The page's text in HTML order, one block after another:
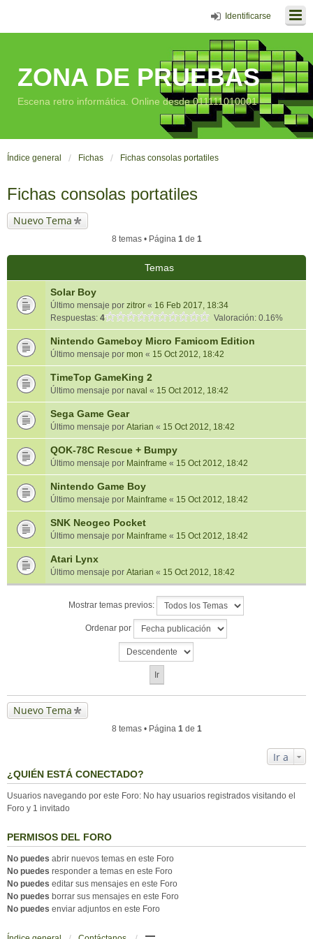
Identificarse
ZONA DE PRUEBAS
Escena retro informática. Online desde 011111010001
Índice general Fichas Fichas consolas portatiles
Fichas consolas portatiles
Nuevo Tema
8 temas • Página 1de 1
Temas
Solar Boy
Último mensaje por zitror « 16 Feb 2017, 18:34
Respuestas: 4 Valoración: 0.16%
Nintendo Gameboy Micro Famicom Edition
Último mensaje por mon « 15 Oct 2012, 18:42
TimeTop GameKing 2
Último mensaje por naval « 15 Oct 2012, 18:42
Sega Game Gear
Último mensaje por Atarian « 15 Oct 2012, 18:42
QOK-78C Rescue + Bumpy
Último mensaje por Mainframe « 15 Oct 2012, 18:42
Nintendo Game Boy
Último mensaje por Mainframe « 15 Oct 2012, 18:42
SNK Neogeo Pocket
Último mensaje por Mainframe « 15 Oct 2012, 18:42
Atari Lynx
Último mensaje por Atarian « 15 Oct 2012, 18:42
Mostrar temas previos:
Ordenar por
Nuevo Tema
8 temas • Página 1de 1
Ir a
¿QUIÉN ESTÁ CONECTADO?
Usuarios navegando por este Foro: No hay usuarios registrados visitando el
Foro y 1 invitado
PERMISOS DEL FORO
No puedes abrir nuevos temas en este Foro
No puedes responder a temas en este Foro
No puedes editar sus mensajes en este Foro
No puedes borrar sus mensajes en este Foro
No puedes enviar adjuntos en este Foro